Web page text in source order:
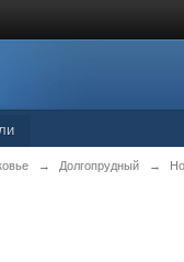
→ Долгопрудный →